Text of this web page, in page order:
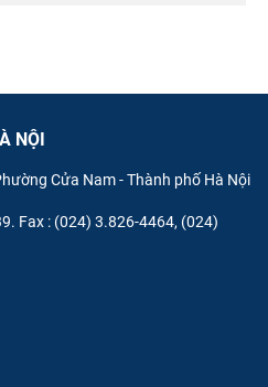
NỘI
Cửa Nam - Thành phố Hà Nội
Fax : (024) 3.826-4464, (024)